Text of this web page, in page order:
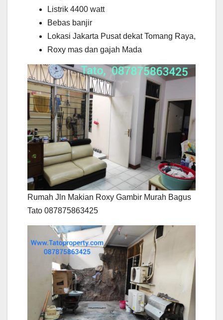
Listrik 4400 watt
Bebas banjir
Lokasi Jakarta Pusat dekat Tomang Raya,
Roxy mas dan gajah Mada
Rumah Jln Makian Roxy Gambir Murah Bagus
Tato 087875863425